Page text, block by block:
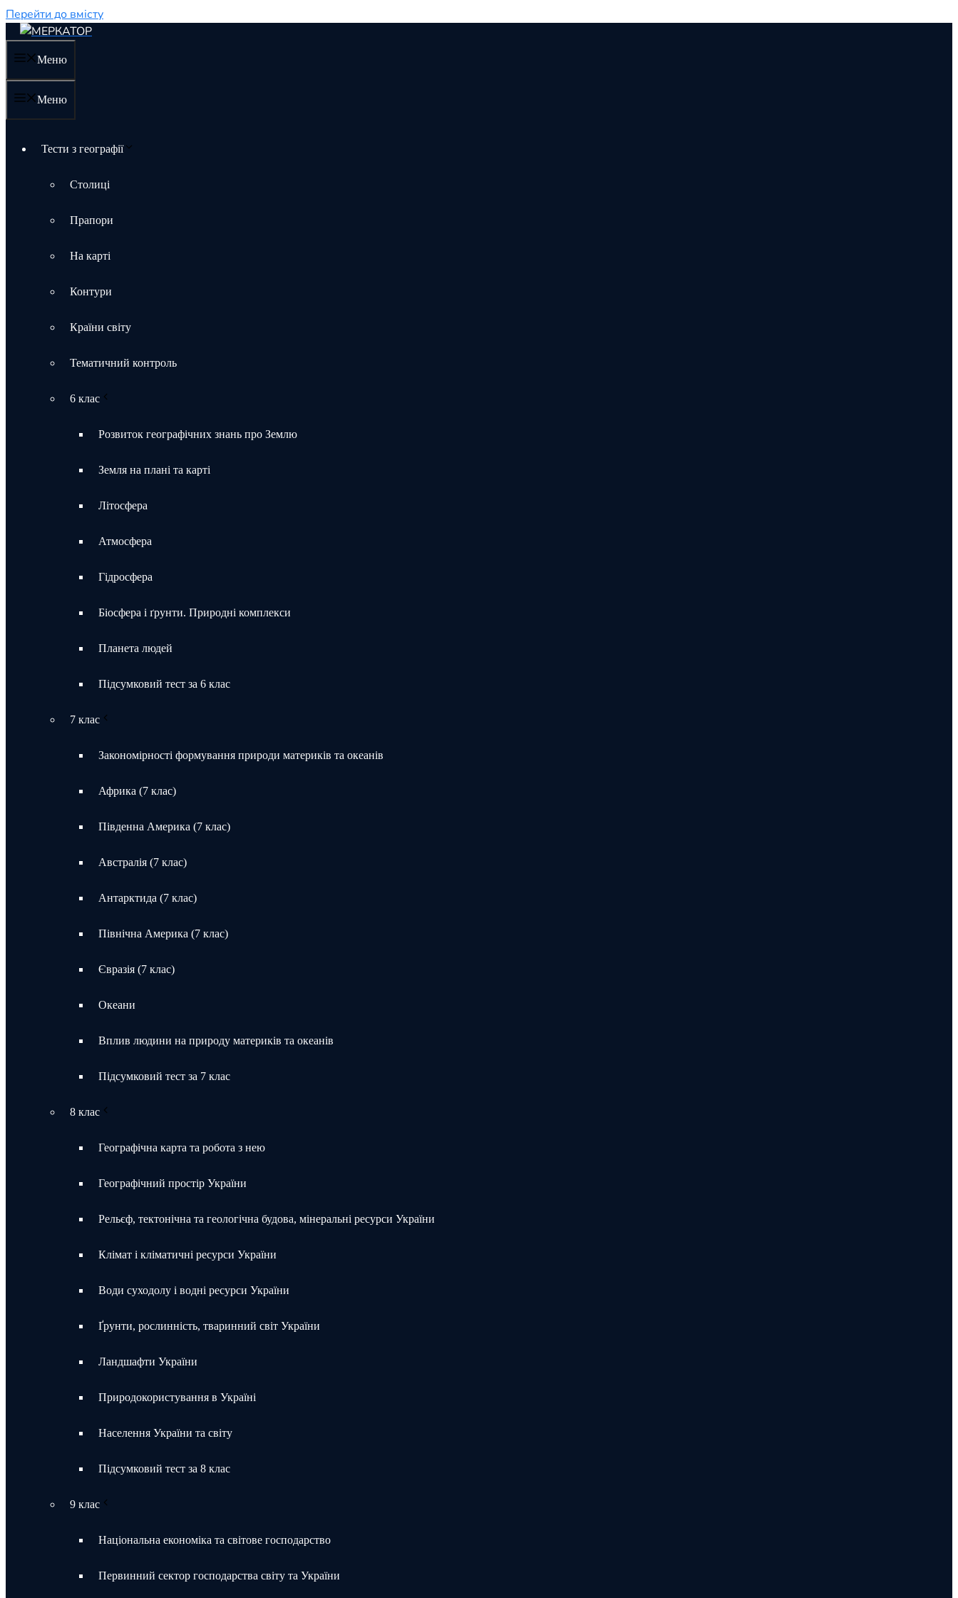
Перейти до вмісту
Меню
Меню
Тести з географії
Столиці
Прапори
На карті
Контури
Країни світу
Тематичний контроль
6 клас
Розвиток географічних знань про Землю
Земля на плані та карті
Літосфера
Атмосфера
Гідросфера
Біосфера і ґрунти. Природні комплекси
Планета людей
Підсумковий тест за 6 клас
7 клас
Закономірності формування природи материків та океанів
Африка (7 клас)
Південна Америка (7 клас)
Австралія (7 клас)
Антарктида (7 клас)
Північна Америка (7 клас)
Євразія (7 клас)
Океани
Вплив людини на природу материків та океанів
Підсумковий тест за 7 клас
8 клас
Географічна карта та робота з нею
Географічний простір України
Рельєф, тектонічна та геологічна будова, мінеральні ресурси України
Клімат і кліматичні ресурси України
Води суходолу і водні ресурси України
Ґрунти, рослинність, тваринний світ України
Ландшафти України
Природокористування в Україні
Населення України та світу
Підсумковий тест за 8 клас
9 клас
Національна економіка та світове господарство
Первинний сектор господарства світу та України